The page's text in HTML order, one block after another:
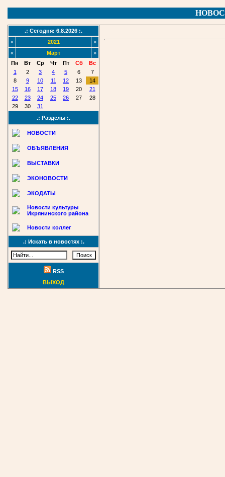
.: Сегодня: 6.8.2026 :.
«
2021
»
«
Март
»
Пн
Вт Ср Чт Пт Сб
Вс
1
2 3 4 5 6
7
8
9 10 11 12 13
14
15
16 17 18 19 20
21
22
23 24 25 26 27
28
29
30
31
.: Разделы :.
НОВОСТИ
ОБЪЯВЛЕНИЯ
ВЫСТАВКИ
ЭКОНОВОСТИ
ЭКОДАТЫ
Новости культуры
Икрянинского района
Новости коллег
.: Искать в новостях :.
RSS
ВЫХОД